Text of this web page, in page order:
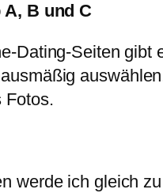
A, B und C
Dating-Seiten gibt
Fotos.
werde ich gleich